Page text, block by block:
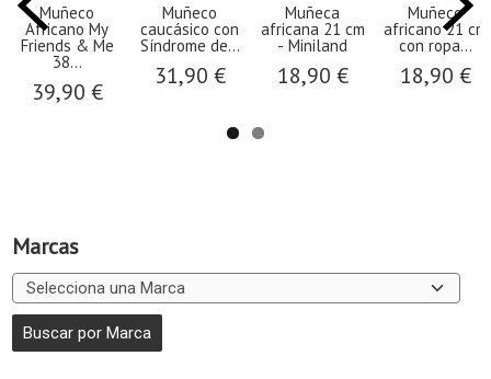
Marcas
Muñeco
Africano My
Friends & Me
38...
39,90 €
Muñeco
caucásico con
Síndrome de...
31,90 €
Muñeca
africana 21 cm
- Miniland
18,90 €
Muñeco
africano 21 cm
con ropa...
18,90 €